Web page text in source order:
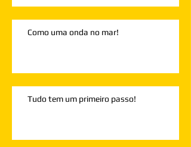
Como uma onda no mar!
Tudo tem um primeiro passo!